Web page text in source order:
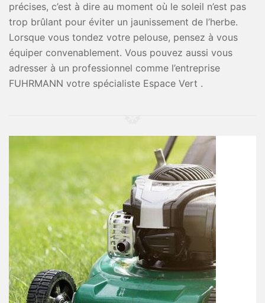
précises, c’est à dire au moment où le soleil n’est pas
trop brûlant pour éviter un jaunissement de l’herbe.
Lorsque vous tondez votre pelouse, pensez à vous
équiper convenablement. Vous pouvez aussi vous
adresser à un professionnel comme l’entreprise
FUHRMANN votre spécialiste Espace Vert .